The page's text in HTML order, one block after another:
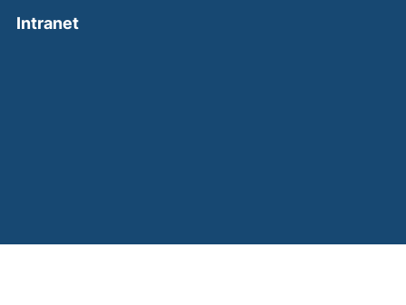
Intranet(external link, opens in a new window)